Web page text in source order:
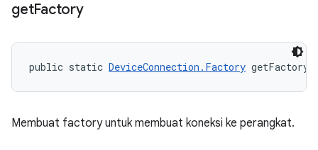
getFactory
public static DeviceConnection.Factory getFactory
Membuat factory untuk membuat koneksi ke perangkat.